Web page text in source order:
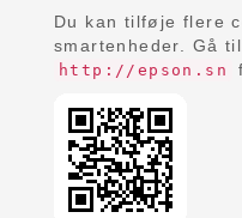
Du kan tilføje flere
smartenheder. Gå
http://epson.sn